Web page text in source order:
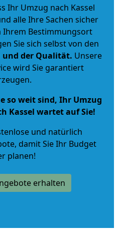
Ihr Umzug nach Kassel
alle Ihre Sachen sicher
Ihrem Bestimmungsort
Sie sich selbst von den
und der Qualität. Unsere
wird Sie garantiert
so weit sind, Ihr Umzug
Kassel wartet auf Sie!
und natürlich
, damit Sie Ihr Budget
planen!
erhalten